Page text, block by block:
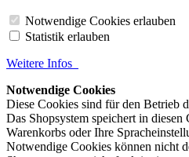
Notwendige Cookies erlauben
Statistik erlauben
Weitere Infos
Notwendige Cookies
Diese Cookies sind für den Betrieb
Das Shopsystem speichert in
Warenkorbs oder Ihre
Notwendige Cookies können nicht